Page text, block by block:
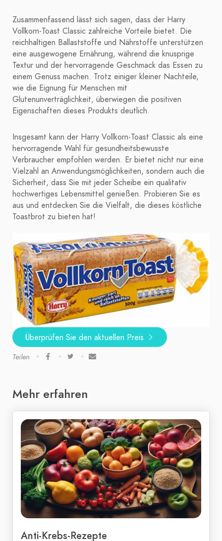
Zusammenfassend lässt sich sagen, dass der Harry
Vollkorn-Toast Classic zahlreiche Vorteile bietet. Die
reichhaltigen Ballaststoffe und Nährstoffe unterstützen
eine ausgewogene Ernährung, während die knusprige
Textur und der hervorragende Geschmack das Essen zu
einem Genuss machen. Trotz einiger kleiner Nachteile,
wie die Eignung für Menschen mit
Glutenunverträglichkeit, überwiegen die positiven
Eigenschaften dieses Produkts deutlich.
Insgesamt kann der Harry Vollkorn-Toast Classic als eine
hervorragende Wahl für gesundheitsbewusste
Verbraucher empfohlen werden. Er bietet nicht nur eine
Vielzahl an Anwendungsmöglichkeiten, sondern auch die
Sicherheit, dass Sie mit jeder Scheibe ein qualitativ
hochwertiges Lebensmittel genießen. Probieren Sie es
aus und entdecken Sie die Vielfalt, die dieses köstliche
Toastbrot zu bieten hat!
Überprüfen Sie den aktuellen Preis
Teilen
Mehr erfahren
Anti-Krebs-Rezepte